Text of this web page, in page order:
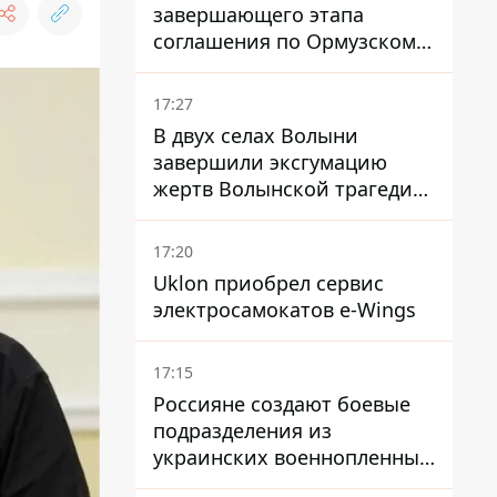
завершающего этапа
соглашения по Ормузскому
проливу - заключение
зависит от снятия блокады
17:27
В двух селах Волыни
завершили эксгумацию
жертв Волынской трагедии
– нашли останки 54 поляков
17:20
Uklon приобрел сервис
электросамокатов e-Wings
17:15
Россияне создают боевые
подразделения из
украинских военнопленных
- ISW